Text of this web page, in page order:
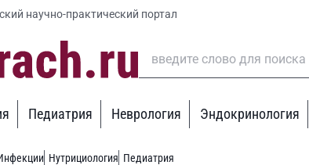
научно-практический портал
Педиатрия Неврология Эндокринология
Нутрициология Педиатрия